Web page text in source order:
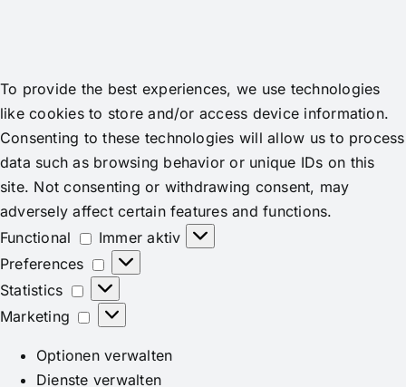
To provide the best experiences, we use technologies
like cookies to store and/or access device information.
Consenting to these technologies will allow us to process
data such as browsing behavior or unique IDs on this
site. Not consenting or withdrawing consent, may
adversely affect certain features and functions.
Functional
Functional
Immer aktiv
Preferences
Preferences
Statistics
Statistics
Marketing
Marketing
Optionen verwalten
Dienste verwalten